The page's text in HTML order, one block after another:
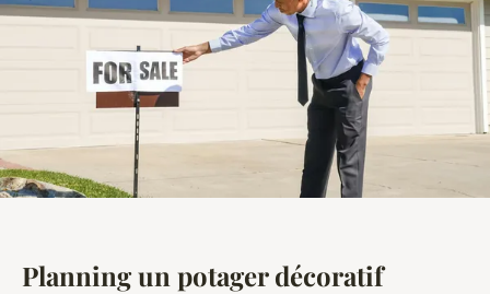
Planning un potager décoratif